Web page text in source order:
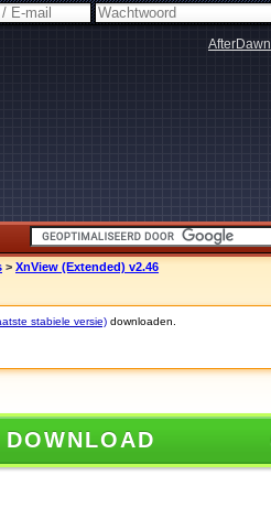
AfterDawn
> XnView (Extended) v2.46
stabiele versie) downloaden.
DOWNLOAD